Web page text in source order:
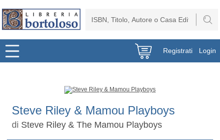
Registrati Login
Steve Riley & Mamou Playboys
di Steve Riley & The Mamou Playboys